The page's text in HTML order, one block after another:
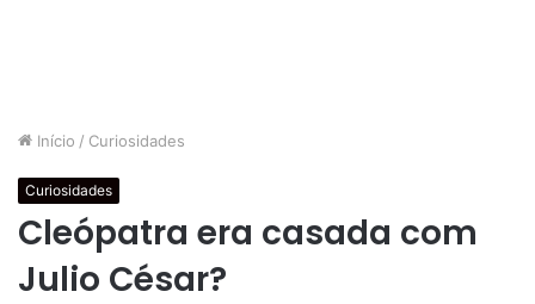
Início / Curiosidades
Curiosidades
Cleópatra era casada com
Julio César?